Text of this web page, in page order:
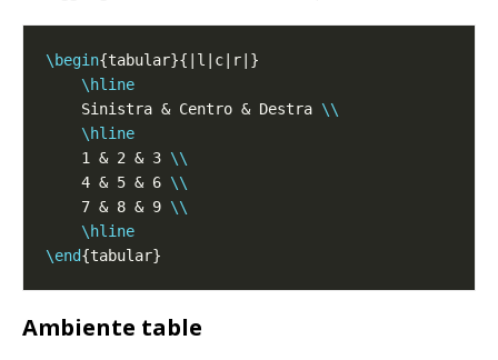
\begin
\hline
    Sinistra & Centro & Destra
\\
\hline
    1 & 2 & 3
\\
    4 & 5 & 6
\\
    7 & 8 & 9
\\
\hline
\end
Ambiente table